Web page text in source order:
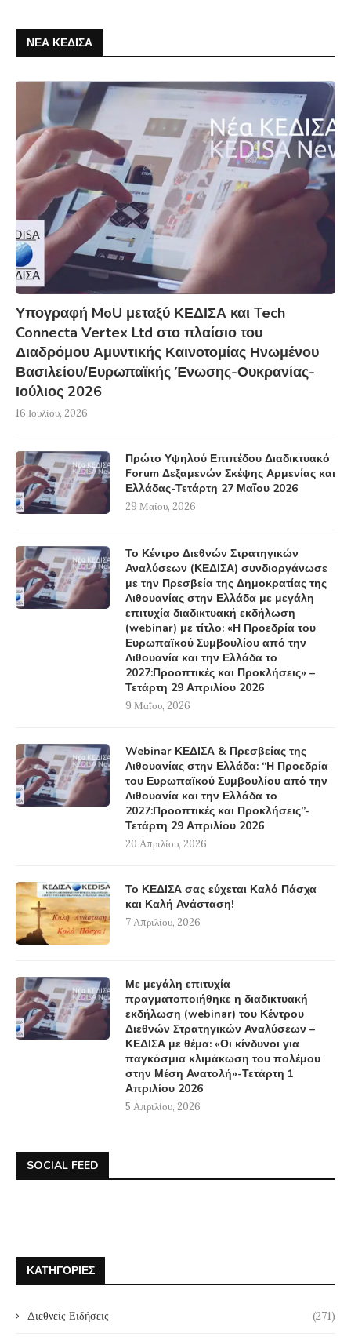
ΝΕΑ ΚΕΔΙΣΑ
Υπογραφή MoU μεταξύ ΚΕΔΙΣΑ και Tech
Connecta Vertex Ltd στο πλαίσιο του
Διαδρόμου Αμυντικής Καινοτομίας Ηνωμένου
Βασιλείου/Ευρωπαϊκής Ένωσης-Ουκρανίας-
Ιούλιος 2026
16 Ιουλίου, 2026
Πρώτο Υψηλού Επιπέδου Διαδικτυακό
Forum Δεξαμενών Σκέψης Αρμενίας και
Ελλάδας-Τετάρτη 27 Μαΐου 2026
29 Μαΐου, 2026
Το Κέντρο Διεθνών Στρατηγικών
Αναλύσεων (ΚΕΔΙΣΑ) συνδιοργάνωσε
με την Πρεσβεία της Δημοκρατίας της
Λιθουανίας στην Ελλάδα με μεγάλη
επιτυχία διαδικτυακή εκδήλωση
(webinar) με τίτλο: «Η Προεδρία του
Ευρωπαϊκού Συμβουλίου από την
Λιθουανία και την Ελλάδα το
2027:Προοπτικές και Προκλήσεις» –
Τετάρτη 29 Απριλίου 2026
9 Μαΐου, 2026
Webinar ΚΕΔΙΣΑ & Πρεσβείας της
Λιθουανίας στην Ελλάδα: “Η Προεδρία
του Ευρωπαϊκού Συμβουλίου από την
Λιθουανία και την Ελλάδα το
2027:Προοπτικές και Προκλήσεις”-
Τετάρτη 29 Απριλίου 2026
20 Απριλίου, 2026
Το ΚΕΔΙΣΑ σας εύχεται Καλό Πάσχα
και Καλή Ανάσταση!
7 Απριλίου, 2026
Με μεγάλη επιτυχία
πραγματοποιήθηκε η διαδικτυακή
εκδήλωση (webinar) του Κέντρου
Διεθνών Στρατηγικών Αναλύσεων –
ΚΕΔΙΣΑ με θέμα: «Οι κίνδυνοι για
παγκόσμια κλιμάκωση του πολέμου
στην Μέση Ανατολή»-Τετάρτη 1
Απριλίου 2026
5 Απριλίου, 2026
SOCIAL FEED
ΚΑΤΗΓΟΡΊΕΣ
Διεθνείς Ειδήσεις (271)